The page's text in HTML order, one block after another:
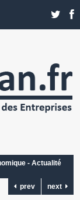
- Actualité
prev
next